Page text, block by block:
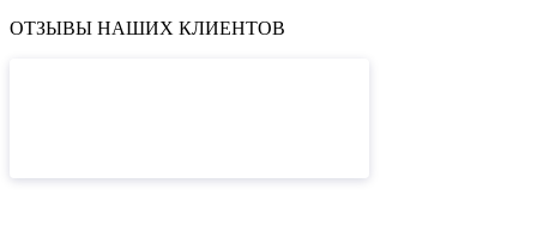
ОТЗЫВЫ НАШИХ КЛИЕНТОВ